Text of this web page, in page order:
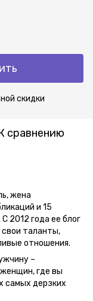
скидки
сравнению
жена
и 15
2012 года ее блог
таланты,
отношения.
–
где вы
самых дерзких